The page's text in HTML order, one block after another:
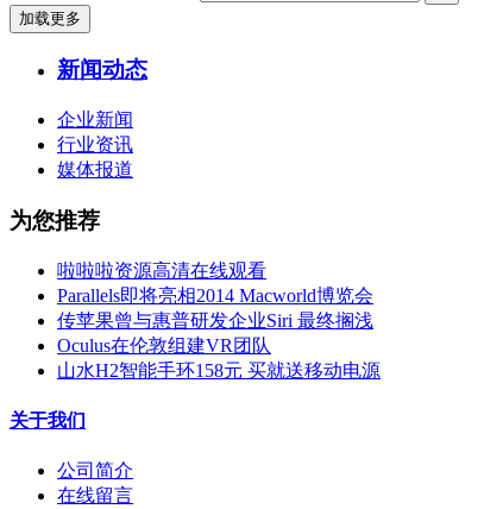
加载更多
新闻动态
企业新闻
行业资讯
媒体报道
为您推荐
啦啦啦资源高清在线观看
Parallels即将亮相2014 Macworld博览会
传苹果曾与惠普研发企业Siri 最终搁浅
Oculus在伦敦组建VR团队
山水H2智能手环158元 买就送移动电源
关于我们
公司简介
在线留言